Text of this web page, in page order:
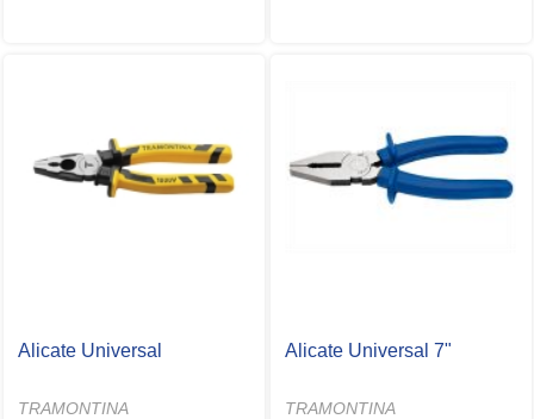
Alicate Universal
TRAMONTINA
Alicate Universal 7"
TRAMONTINA